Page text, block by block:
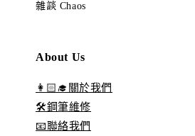
雜談 Chaos
About Us
👩🏻‍🎓關於我們
🛠️鋼筆維修
📧聯絡我們